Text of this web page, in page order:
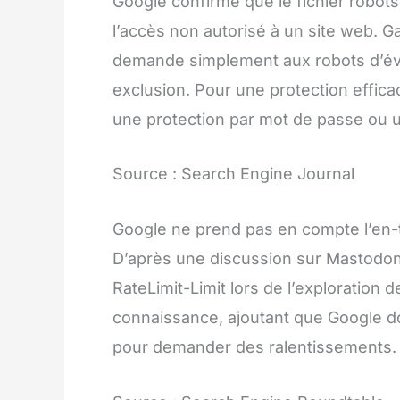
l’accès non autorisé à un site web.
demande simplement aux robots
exclusion. Pour une protection
une protection par mot de passe ou
Source : Search Engine Journal
Google ne prend pas en compte
D’après une discussion sur
RateLimit-Limit lors de l’exploration
connaissance, ajoutant que Google
pour demander des ralentissements.